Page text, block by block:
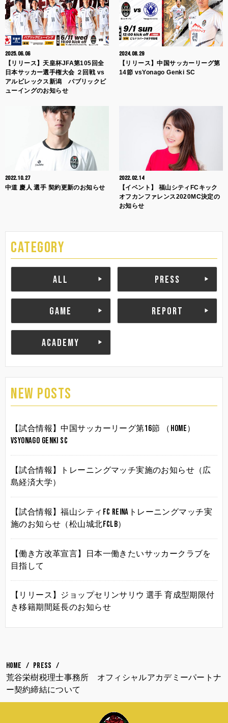
2025.06.06
【リリース】天皇杯JFA第105回全
日本サッカー選手権大会 ２回戦 vs
アルビレックス新潟 パブリックビ
ューイングのお知らせ
2024.08.29
【リリース】中国サッカーリーグ第
14節 vsYonago Genki SC
2022.10.27
中道 慶人 選手 契約更新のお知らせ
2022.02.14
【イベント】 福山シティFCキック
オフカンファレンス2020MC決定の
お知らせ
CATEGORY
ALL PRESS
GAME REPORT
ACADEMY
NEW POSTS
【試合情報】中国サッカーリーグ第16節 （HOME）
vsYonago Genki SC
【試合情報】トレーニングマッチ実施のお知らせ（広
島経済大学）
【試合情報】福山シティFC Reinaトレーニングマッチ実
施のお知らせ（松山城北FCLB）
【働き方改革宣言】日本一働きたいサッカークラブを
目指して
【リリース】ジョップセリンサリウ 選手 育成型期限付
き移籍期間延長のお知らせ
HOME
PRESS
荒谷栄樹税理士事務所 オフィシャルアカデミーパートナ
ー契約締結について